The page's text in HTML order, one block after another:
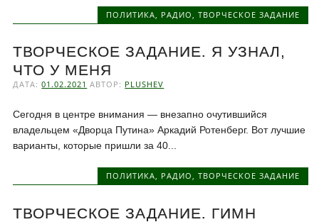
ПОЛИТИКА, РАДИО, ТВОРЧЕСКОЕ ЗАДАНИЕ
ТВОРЧЕСКОЕ ЗАДАНИЕ. Я УЗНАЛ,
ЧТО У МЕНЯ
ДАТА:01.02.2021 АВТОР: PLUSHEV
Сегодня в центре внимания — внезапно очутившийся
владельцем «Дворца Путина» Аркадий Ротенберг. Вот лучшие
варианты, которые пришли за 40...
ПОЛИТИКА, РАДИО, ТВОРЧЕСКОЕ ЗАДАНИЕ
ТВОРЧЕСКОЕ ЗАДАНИЕ. ГИМН